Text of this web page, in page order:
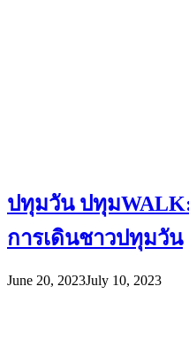
ปทุมวัน ปทุม
การเดินชาวปทุมวัน
June 20, 2023July 10, 2023